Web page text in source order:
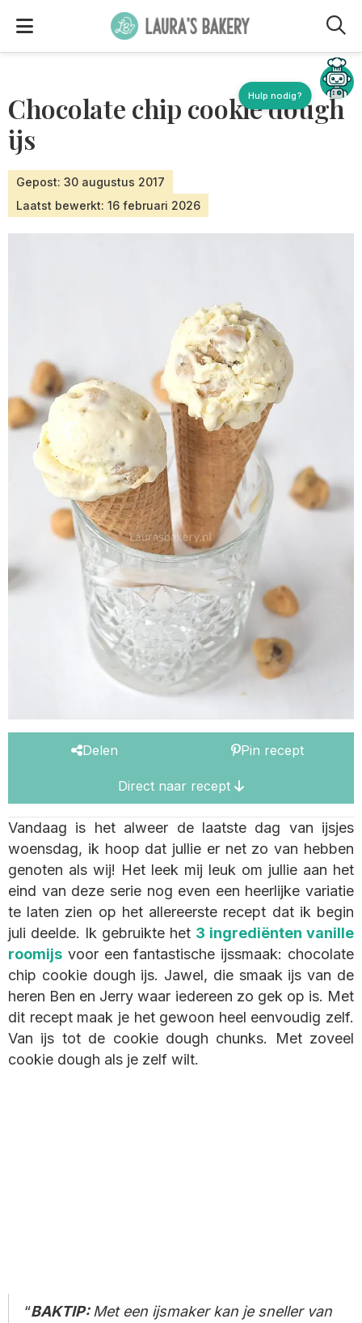
Chocolate chip cookie dough
ijs
Gepost: 30 augustus 2017
Laatst bewerkt: 16 februari 2026
Delen Pin recept
Direct naar recept
Vandaag is het alweer de laatste dag van ijsjes
woensdag, ik hoop dat jullie er net zo van hebben
genoten als wij! Het leek mij leuk om jullie aan het
eind van deze serie nog even een heerlijke variatie
te laten zien op het allereerste recept dat ik begin
juli deelde. Ik gebruikte het 3 ingrediënten vanille
roomijs voor een fantastische ijssmaak: chocolate
chip cookie dough ijs. Jawel, die smaak ijs van de
heren Ben en Jerry waar iedereen zo gek op is. Met
dit recept maak je het gewoon heel eenvoudig zelf.
Van ijs tot de cookie dough chunks. Met zoveel
cookie dough als je zelf wilt.
BAKTIP:Met een ijsmaker kan je sneller van
Hulp nodig?